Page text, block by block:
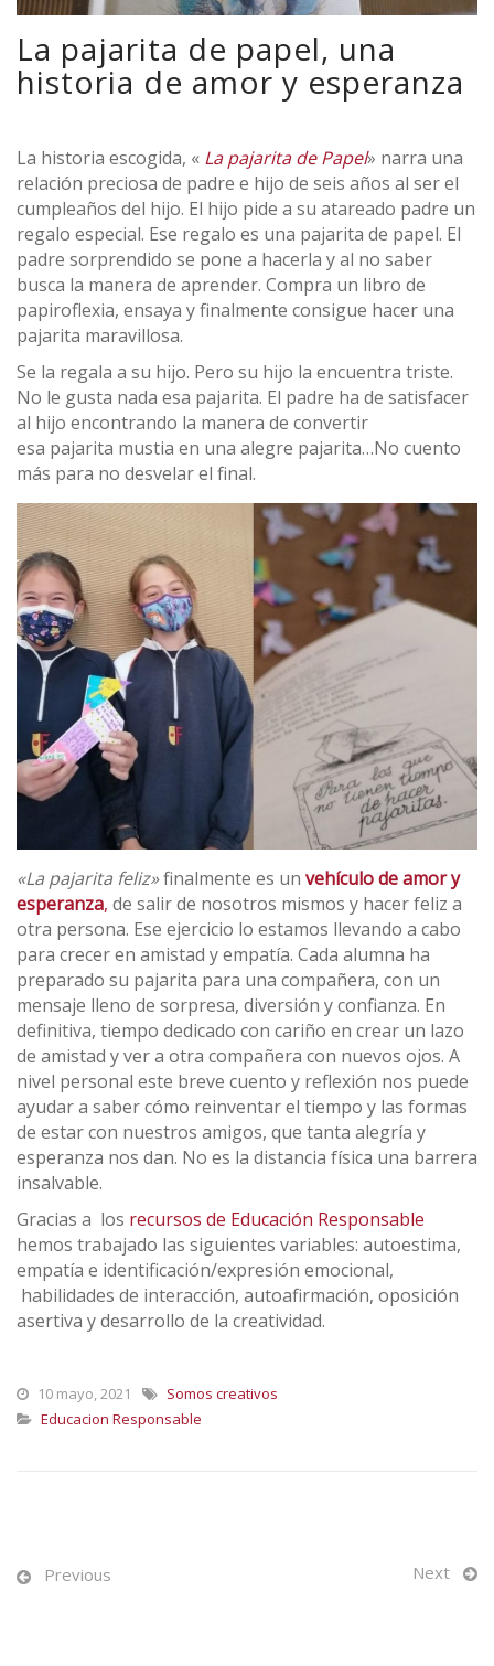
La pajarita de papel, una
historia de amor y esperanza
La historia escogida, « La pajarita de Papel» narra una
relación preciosa de padre e hijo de seis años al ser el
cumpleaños del hijo. El hijo pide a su atareado padre un
regalo especial. Ese regalo es una pajarita de papel. El
padre sorprendido se pone a hacerla y al no saber
busca la manera de aprender. Compra un libro de
papiroflexia, ensaya y finalmente consigue hacer una
pajarita maravillosa.
Se la regala a su hijo. Pero su hijo la encuentra triste.
No le gusta nada esa pajarita. El padre ha de satisfacer
al hijo encontrando la manera de convertir
esa pajarita mustia en una alegre pajarita…No cuento
más para no desvelar el final.
«La pajarita feliz»finalmente es un vehículo de amor y
esperanza, de salir de nosotros mismos y hacer feliz a
otra persona. Ese ejercicio lo estamos llevando a cabo
para crecer en amistad y empatía. Cada alumna ha
preparado su pajarita para una compañera, con un
mensaje lleno de sorpresa, diversión y confianza. En
definitiva, tiempo dedicado con cariño en crear un lazo
de amistad y ver a otra compañera con nuevos ojos. A
nivel personal este breve cuento y reflexión nos puede
ayudar a saber cómo reinventar el tiempo y las formas
de estar con nuestros amigos, que tanta alegría y
esperanza nos dan. No es la distancia física una barrera
insalvable.
Gracias a los recursos de Educación Responsable
hemos trabajado las siguientes variables: autoestima,
empatía e identificación/expresión emocional,
habilidades de interacción, autoafirmación, oposición
asertiva y desarrollo de la creatividad.
10 mayo, 2021
Somos creativos
Educacion Responsable
Previous Next